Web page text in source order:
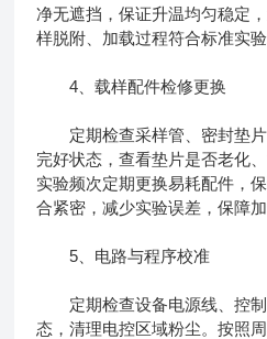
净无遮挡，保证升温均匀稳定
样脱附、加载过程符合标准实验
4、载样配件检修更换
定期检查采样管、密封垫片
完好状态，查看垫片是否老化
实验频次定期更换易耗配件，
合紧密，减少实验误差，保障
5、电路与程序校准
定期检查设备电源线、控制
态，清理电控区域粉尘。按照